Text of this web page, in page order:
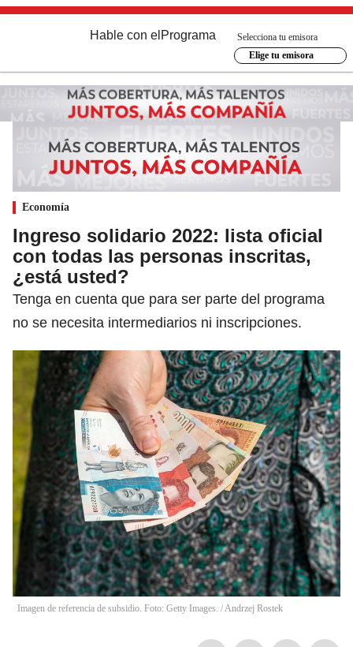
Hable con el Programa
Selecciona tu emisora
Elige tu emisora
Economía
Ingreso solidario 2022: lista oficial
con todas las personas inscritas,
¿está usted?
Tenga en cuenta que para ser parte del programa
no se necesita intermediarios ni inscripciones.
Imagen de referencia de subsidio. Foto: Getty Images. /Andrzej Rostek